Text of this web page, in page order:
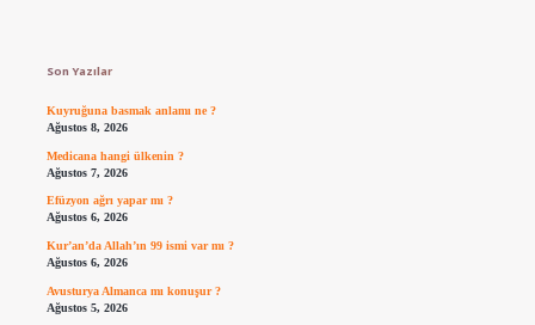
Son Yazılar
Kuyruğuna basmak anlamı ne ?
Ağustos 8, 2026
Medicana hangi ülkenin ?
Ağustos 7, 2026
Efüzyon ağrı yapar mı ?
Ağustos 6, 2026
Kur’an’da Allah’ın 99 ismi var mı ?
Ağustos 6, 2026
Avusturya Almanca mı konuşur ?
Ağustos 5, 2026